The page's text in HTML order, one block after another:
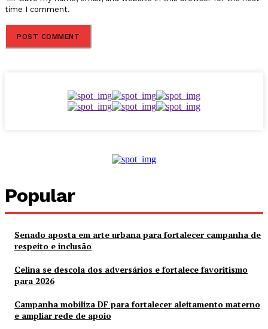
time I comment.
Popular
Senado aposta em arte urbana para fortalecer campanha de
respeito e inclusão
Celina se descola dos adversários e fortalece favoritismo
para 2026
Campanha mobiliza DF para fortalecer aleitamento materno
e ampliar rede de apoio